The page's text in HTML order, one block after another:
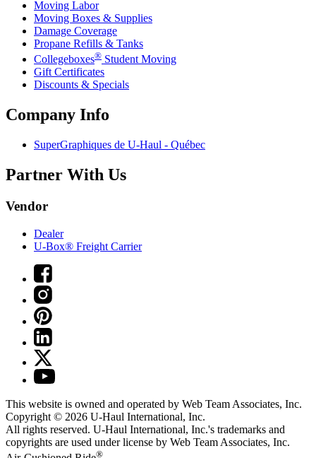
Moving Labor
Moving Boxes & Supplies
Damage Coverage
Propane Refills & Tanks
Collegeboxes® Student Moving
Gift Certificates
Discounts & Specials
Company Info
SuperGraphiques de U-Haul - Québec
Partner With Us
Vendor
Dealer
U-Box® Freight Carrier
This website is owned and operated by Web Team Associates, Inc.
Copyright © 2026 U-Haul International, Inc.
All rights reserved. U-Haul International, Inc.'s trademarks and
copyrights are used under license by Web Team Associates, Inc.
®